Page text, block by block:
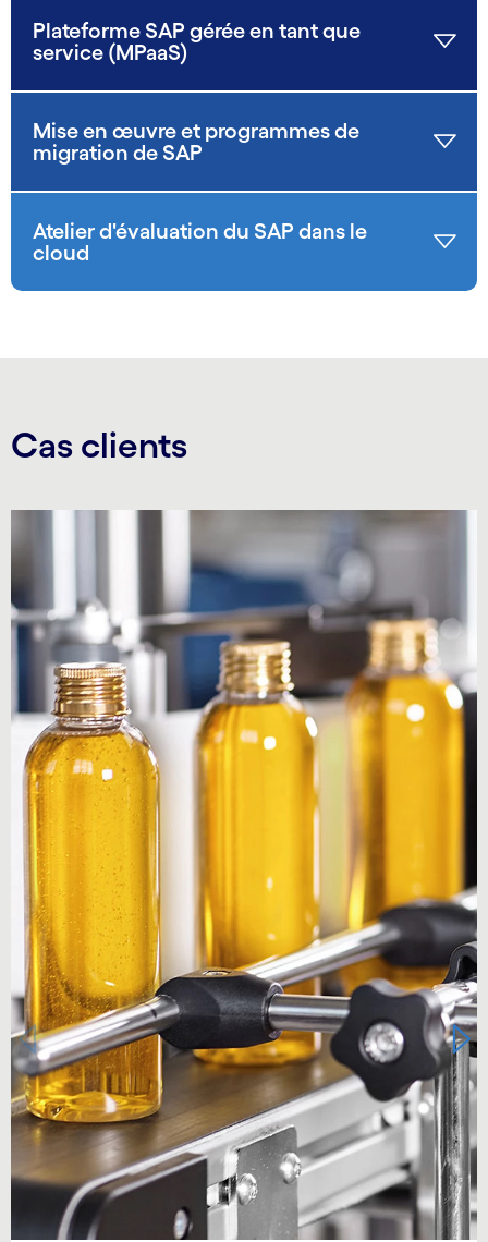
Plateforme SAP gérée en tant que
service (MPaaS)
Mise en œuvre et programmes de
migration de SAP
Atelier d'évaluation du SAP dans le
cloud
Cas clients